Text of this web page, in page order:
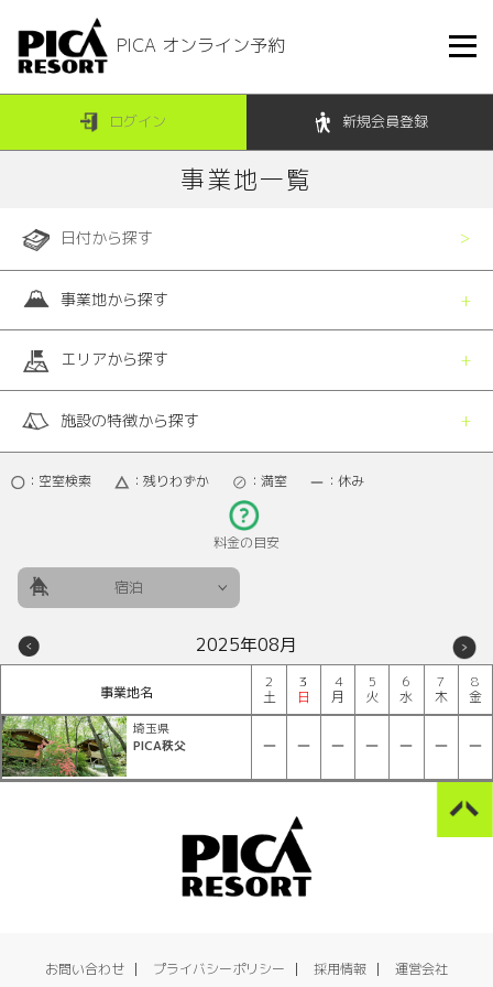
PICA オンライン予約
ログイン 新規会員登録
事業地一覧
日付から探す
事業地から探す
エリアから探す
施設の特徴から探す
：空室検索 ：残りわずか ：満室 ：休み
料金の目安
宿泊
2025年08月
事業地名
2
土
3
日
4
月
5
火
6
水
7
木
8
金
埼玉県
PICA秩父
お問い合わせ プライバシーポリシー 採用情報 運営会社